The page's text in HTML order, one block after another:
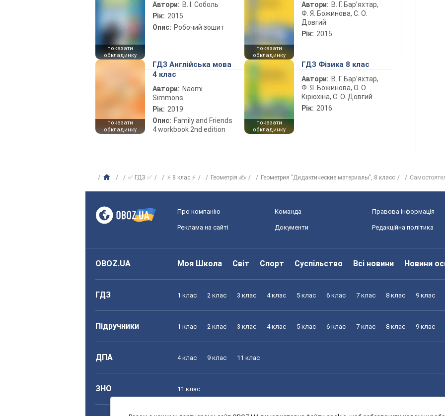
показати
обкладинку
Автори: В. І. Соболь
Рік: 2015
Опис: Робочий зошит
показати
обкладинку
Автори: В. Г. Бар’яхтар,
Ф. Я. Божинова, С. О.
Довгий
Рік: 2015
показати
обкладинку
ГДЗ Англійська мова
4 клас
Автори: Naomi
Simmons
Рік: 2019
Опис: Family and Friends
4 workbook 2nd edition
показати
обкладинку
ГДЗ Фізика 8 клас
Автори: В. Г. Бар’яхтар,
Ф. Я. Божинова, О. О.
Кірюхіна, С. О. Довгий
Рік: 2016
✅ ГДЗ ✅ ⚡ 8 клас ⚡ Геометрія ✍ Геометрия "Дидактические материалы", 8 класс
Про компанію Команда Правова інформація
Реклама на сайті Документи Редакційна політика
OBOZ.UA Моя Школа Світ Спорт Суспільство Всі новини Новини
ГДЗ 1 клас 2 клас 3 клас 4 клас 5 клас 6 клас 7 клас 8 клас 9 клас
Підручники 1 клас 2 клас 3 клас 4 клас 5 клас 6 клас 7 клас 8 клас 9 клас
ДПА 4 клас 9 клас 11 клас
ЗНО 11 клас